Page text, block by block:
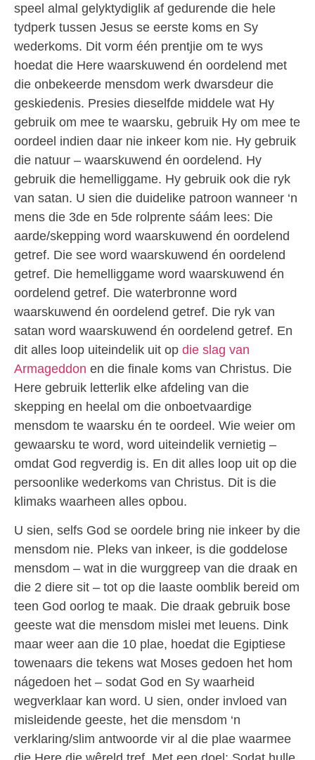
speel almal gelyktydiglik af gedurende die hele
tydperk tussen Jesus se eerste koms en Sy
wederkoms. Dit vorm één prentjie om te wys
hoedat die Here waarskuwend én oordelend met
die onbekeerde mensdom werk dwarsdeur die
geskiedenis. Presies dieselfde middele wat Hy
gebruik om mee te waarsku, gebruik Hy om mee te
oordeel indien daar nie inkeer kom nie. Hy gebruik
die natuur – waarskuwend én oordelend. Hy
gebruik die hemelliggame. Hy gebruik ook die ryk
van satan. U sien die duidelike patroon wanneer ‘n
mens die 3de en 5de rolprente sáám lees: Die
aarde/skepping word waarskuwend én oordelend
getref. Die see word waarskuwend én oordelend
getref. Die hemelliggame word waarskuwend én
oordelend getref. Die waterbronne word
waarskuwend én oordelend getref. Die ryk van
satan word waarskuwend én oordelend getref. En
dit alles loop uiteindelik uit op die slag van
Armageddon en die finale koms van Christus. Die
Here gebruik letterlik elke afdeling van die
skepping en heelal om die onboetvaardige
mensdom te waarsku én te oordeel. Wie weier om
gewaarsku te word, word uiteindelik vernietig –
omdat God regverdig is. En dit alles loop uit op die
persoonlike wederkoms van Christus. Dit is die
klimaks waarheen alles opbou.
U sien, selfs God se oordele bring nie inkeer by die
mensdom nie. Pleks van inkeer, is die goddelose
mensdom – wat in die wurggreep van die draak en
die 2 diere sit – tot op die laaste oomblik bereid om
teen God oorlog te maak. Die draak gebruik bose
geeste wat die mensdom mislei met leuens. Dink
maar weer aan die 10 plae, hoedat die Egiptiese
towenaars die tekens wat Moses gedoen het hom
nágedoen het – sodat God en Sy waarheid
wegverklaar kan word. U sien, onder invloed van
misleidende geeste, het die mensdom ‘n
verklaring/slim antwoorde vir al die plae waarmee